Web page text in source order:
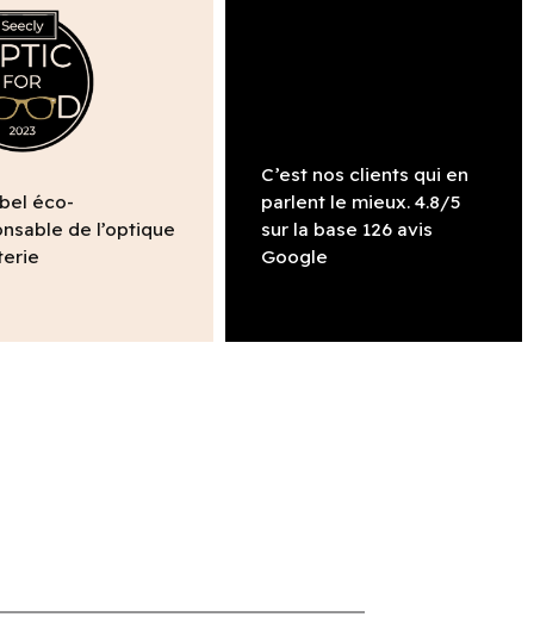
éco-
de l’optique
C’est nos clients qui en
parlent le mieux. 4.8/5
sur la base 126 avis
Google